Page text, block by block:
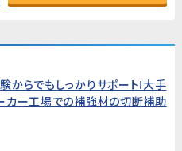
からでもしっかりサポート!大手
カー工場での補強材の切断補助